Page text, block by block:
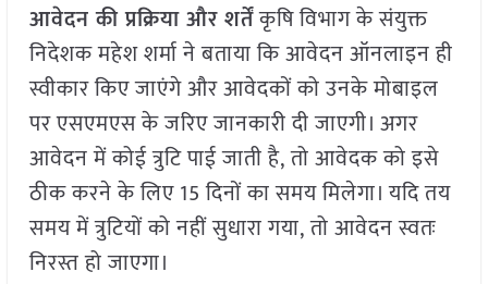
आवेदन की प्रक्रिया और शर्तेंकृषि विभाग के संयुक्त
निदेशक महेश शर्मा ने बताया कि आवेदन ऑनलाइन ही
स्वीकार किए जाएंगे और आवेदकों को उनके मोबाइल
पर एसएमएस के जरिए जानकारी दी जाएगी। अगर
आवेदन में कोई त्रुटि पाई जाती है, तो आवेदक को इसे
ठीक करने के लिए 15 दिनों का समय मिलेगा। यदि तय
समय में त्रुटियों को नहीं सुधारा गया, तो आवेदन स्वतः
निरस्त हो जाएगा।